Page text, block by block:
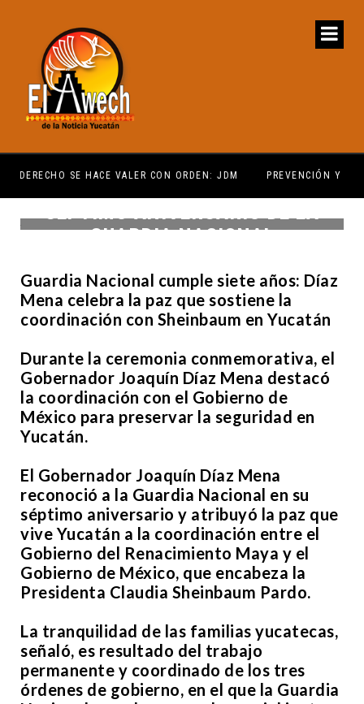
JDM PREVENCIÓN Y VIGILANCIA EPIDEMIOLÓGICA
SEPTIMO ANIVERSARIO DE LA
GUARDIA NACIONAL
Guardia Nacional cumple siete años: Díaz
Mena celebra la paz que sostiene la
coordinación con Sheinbaum en Yucatán
Durante la ceremonia conmemorativa, el
Gobernador Joaquín Díaz Mena destacó
la coordinación con el Gobierno de
México para preservar la seguridad en
Yucatán.
El Gobernador Joaquín Díaz Mena
reconoció a la Guardia Nacional en su
séptimo aniversario y atribuyó la paz que
vive Yucatán a la coordinación entre el
Gobierno del Renacimiento Maya y el
Gobierno de México, que encabeza la
Presidenta Claudia Sheinbaum Pardo.
La tranquilidad de las familias yucatecas,
señaló, es resultado del trabajo
permanente y coordinado de los tres
órdenes de gobierno, en el que la Guardia